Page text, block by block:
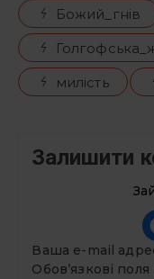
Божий_гнів
милість
Залишити
Ваша e-mail
Обов’язкові поля